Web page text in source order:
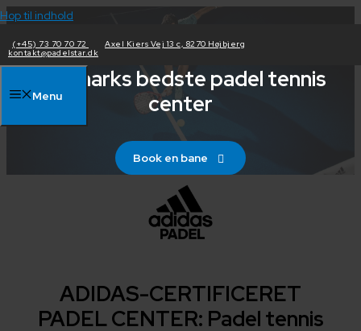
Hop til indhold
(+45) 73 70 70 72
Axel Kiers Vej 13 c, 8270 Højbjerg
kontakt@padelstar.dk
Menu
PADEL STAR
Danmarks bedste padel tennis
center
Book en bane
ADIDAS-CERTIFICERET
PADEL CENTER: Padel tennis